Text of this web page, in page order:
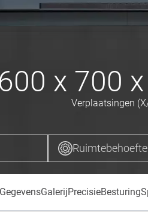
x 700
Verplaatsingen
GegevensGalerijPrecisieBesturing